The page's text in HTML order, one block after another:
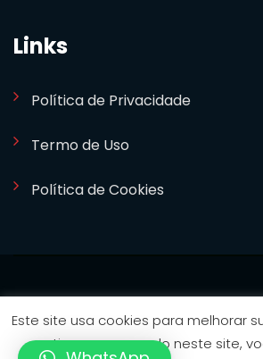
Links
Política de Privacidade
Termo de Uso
Política de Cookies
Este site usa cookies para melhorar
continuar navegando neste site,